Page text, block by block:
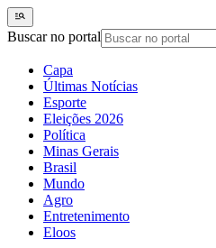
Buscar no portal
Capa
Últimas Notícias
Esporte
Eleições 2026
Política
Minas Gerais
Brasil
Mundo
Agro
Entretenimento
Eloos